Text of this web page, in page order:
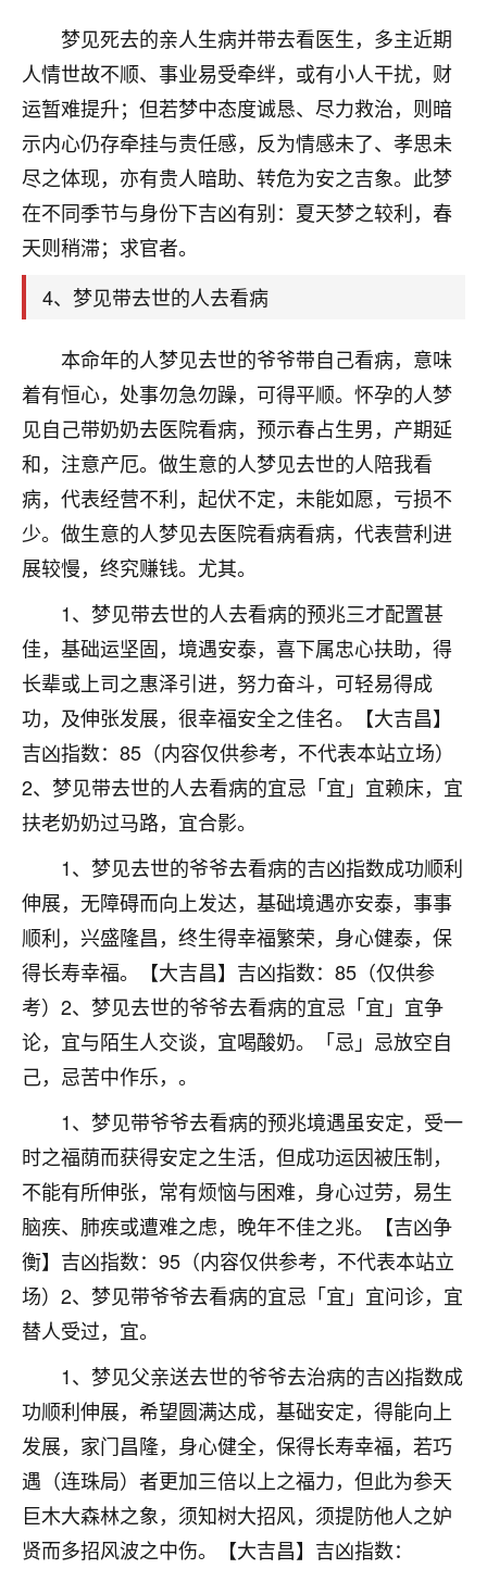
梦见死去的亲人生病并带去看医生，多主近期
人情世故不顺、事业易受牵绊，或有小人干扰，财
运暂难提升；但若梦中态度诚恳、尽力救治，则暗
示内心仍存牵挂与责任感，反为情感未了、孝思未
尽之体现，亦有贵人暗助、转危为安之吉象。此梦
在不同季节与身份下吉凶有别：夏天梦之较利，春
天则稍滞；求官者。
4、梦见带去世的人去看病
本命年的人梦见去世的爷爷带自己看病，意味
着有恒心，处事勿急勿躁，可得平顺。怀孕的人梦
见自己带奶奶去医院看病，预示春占生男，产期延
和，注意产厄。做生意的人梦见去世的人陪我看
病，代表经营不利，起伏不定，未能如愿，亏损不
少。做生意的人梦见去医院看病看病，代表营利进
展较慢，终究赚钱。尤其。
1、梦见带去世的人去看病的预兆三才配置甚
佳，基础运坚固，境遇安泰，喜下属忠心扶助，得
长辈或上司之惠泽引进，努力奋斗，可轻易得成
功，及伸张发展，很幸福安全之佳名。【大吉昌】
吉凶指数：85（内容仅供参考，不代表本站立场）
2、梦见带去世的人去看病的宜忌「宜」宜赖床，宜
扶老奶奶过马路，宜合影。
1、梦见去世的爷爷去看病的吉凶指数成功顺利
伸展，无障碍而向上发达，基础境遇亦安泰，事事
顺利，兴盛隆昌，终生得幸福繁荣，身心健泰，保
得长寿幸福。【大吉昌】吉凶指数：85（仅供参
考）2、梦见去世的爷爷去看病的宜忌「宜」宜争
论，宜与陌生人交谈，宜喝酸奶。「忌」忌放空自
己，忌苦中作乐，。
1、梦见带爷爷去看病的预兆境遇虽安定，受一
时之福荫而获得安定之生活，但成功运因被压制，
不能有所伸张，常有烦恼与困难，身心过劳，易生
脑疾、肺疾或遭难之虑，晚年不佳之兆。【吉凶争
衡】吉凶指数：95（内容仅供参考，不代表本站立
场）2、梦见带爷爷去看病的宜忌「宜」宜问诊，宜
替人受过，宜。
1、梦见父亲送去世的爷爷去治病的吉凶指数成
功顺利伸展，希望圆满达成，基础安定，得能向上
发展，家门昌隆，身心健全，保得长寿幸福，若巧
遇（连珠局）者更加三倍以上之福力，但此为参天
巨木大森林之象，须知树大招风，须提防他人之妒
贤而多招风波之中伤。【大吉昌】吉凶指数：
心若莲花
我是做餐饮的，这两年，生意屡屡受挫，店开一家关
一家，要么生意不好，生意好的就出事。前些年攒的
家底快败光了，真是倒霉！我也想找人看看到底怎么
回事？
鹿森：你可以找老师看看，人有时不服命不行
啊！
是我从找店开始都是找慧来老师跟进的，选
大环境不好，但是我家生意还可以，前几天又
刚找老师做了补财库，希望财运更好一点！
2小时前 来自海南 18
梦醒时分
我女儿高二叛逆，大半年不上学，一说她就要死要活
的，把我们两口子愁的不行，朋友给我推荐的慧来老
师，一开始我是病急乱投医，这半年来，法事一个个
做完，我女儿跟变了个人一样，不期望她能考多好的
大学，只要能安安稳稳的把书读了，身体心理都健健
康康的我就很知足了！
鹿森：可怜天下父母心啊！
3小时前 来自河北 16
付深
我是公司人事调整，有升迁机会，但同时竞争的我们
三个，找老师的时候是抱着侥幸心理，没想到老师看
着我晋升有望，我半信半疑的按照老师建议，做了化
太岁还有一个发钱粮，本来年前的人事调整，拖到年
后，我以为都没戏了，结果开年一上班，开会提拔升
职第一个就是我，职务无所谓，主要是底薪加了
3000，非常开心，无论如何，感恩感谢！🙏🏻
鹿森：恭喜升职加薪！！，请客吗？�
32
心心相印
我身体不太好，总是病病殃殃的，去检查又没什么大
问题，反正就是不舒服。中医西医看遍了，找不到问
题，后来无意中看到有人推荐慧来老师，跟老师聊过
之后，心情豁然开朗，也听老师建议，处理了一些因
果问题。今年以来，身体比以前好多，主要是心情好
了，老师说境随心转，现在深有体会了。
鹿森
：是的，其实跟老师聊过之后，最大的感
触，首先就是心态会变好，万般皆是命，半点
不由人！
1天前 来自四川 9
金白水清
我也想找老师看看，有没有人给个联系方式的啊？
鹿森：慧来老师微信：gjsy0624